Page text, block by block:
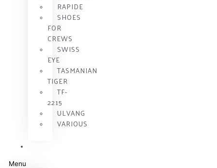
RAPIDE
SHOES
FOR
CREWS
SWISS
EYE
TASMANIAN
TIGER
TF-
2215
ULVANG
VARIOUS
Menu